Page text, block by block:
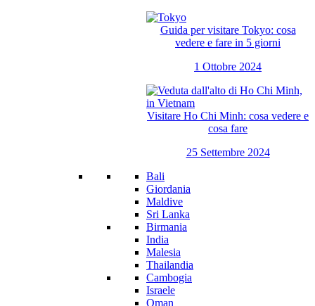
Guida per visitare Tokyo: cosa
vedere e fare in 5 giorni
1 Ottobre 2024
Visitare Ho Chi Minh: cosa vedere e
cosa fare
25 Settembre 2024
Bali
Giordania
Maldive
Sri Lanka
Birmania
India
Malesia
Thailandia
Cambogia
Israele
Oman